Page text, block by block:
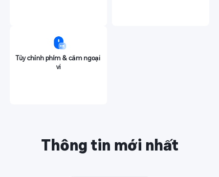
Tùy chỉnh phím & cắm ngoại
vi
Thông tin mới nhất